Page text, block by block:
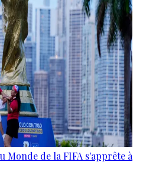
Monde de la FIFA s'apprête à